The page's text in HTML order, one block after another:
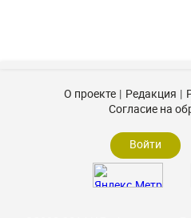
О проекте Редакция
Согласие на
Войти